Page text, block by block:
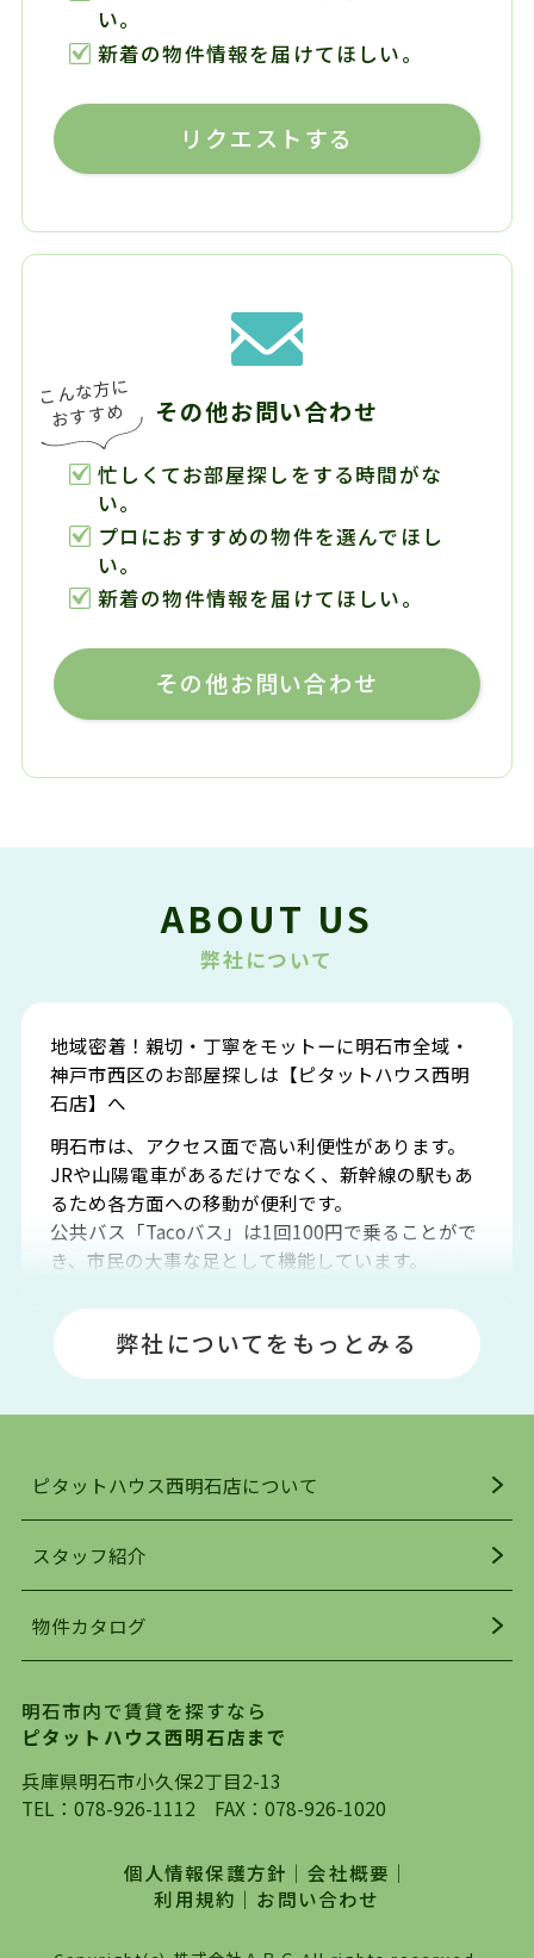
い。
新着の物件情報を届けてほしい。
リクエストする
その他お問い合わせ
忙しくてお部屋探しをする時間がな
い。
プロにおすすめの物件を選んでほし
い。
新着の物件情報を届けてほしい。
その他お問い合わせ
ABOUT US
弊社について
地域密着！親切・丁寧をモットーに明石市全域・
神戸市西区のお部屋探しは【ピタットハウス西明
石店】へ
明石市は、アクセス面で高い利便性があります。
JRや山陽電車があるだけでなく、新幹線の駅もあ
るため各方面への移動が便利です。
公共バス「Tacoバス」は1回100円で乗ることがで
き、市民の大事な足として機能しています。
場や釣りスポットが多くあります。JR「大久保
駅」周辺には、ビブレ・イオンをはじめとした買
い物施設も多くあり、買い物にも困りません。
明石駅・西明石駅を中心に、明石市・神戸市西区
でお部屋探している方は、ぜひ当ＨＰにて物件を
お探しになってください。弊社は、スタッフの平
を行っており地域最大級の情報取扱量を誇ってお
ります。店頭で限られた物件をご紹介する、従来
自身でインターネットを利用し、理想のお部屋を
探していただき、選択していただいた物件情報に
対して、専門知識を持ったスタッフがサポートさ
せていただくスタイルを心がけております。私た
は、一度だけでは終わらない、お客様との末長い
お付き合いです。初めての一人暮らしから、就
職・ご結婚・売買物件の購入、などなど一生涯に
わたる、良きアドバイザーとして、地域に密着し
弊社についてをもっとみる
ピタットハウス西明石店について
スタッフ紹介
物件カタログ
明石市内で賃貸を探すなら
ピタットハウス西明石店まで
兵庫県明石市小久保2丁目2-13
TEL： 078-926-1112 FAX：078-926-1020
個人情報保護方針 ｜会社概要 ｜
利用規約 ｜ お問い合わせ